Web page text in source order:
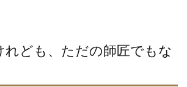
れども、ただの師匠でもな